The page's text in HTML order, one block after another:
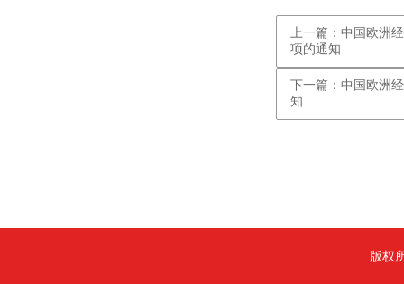
上一篇：中国欧洲
项的通知
下一篇：中国欧洲
知
版权